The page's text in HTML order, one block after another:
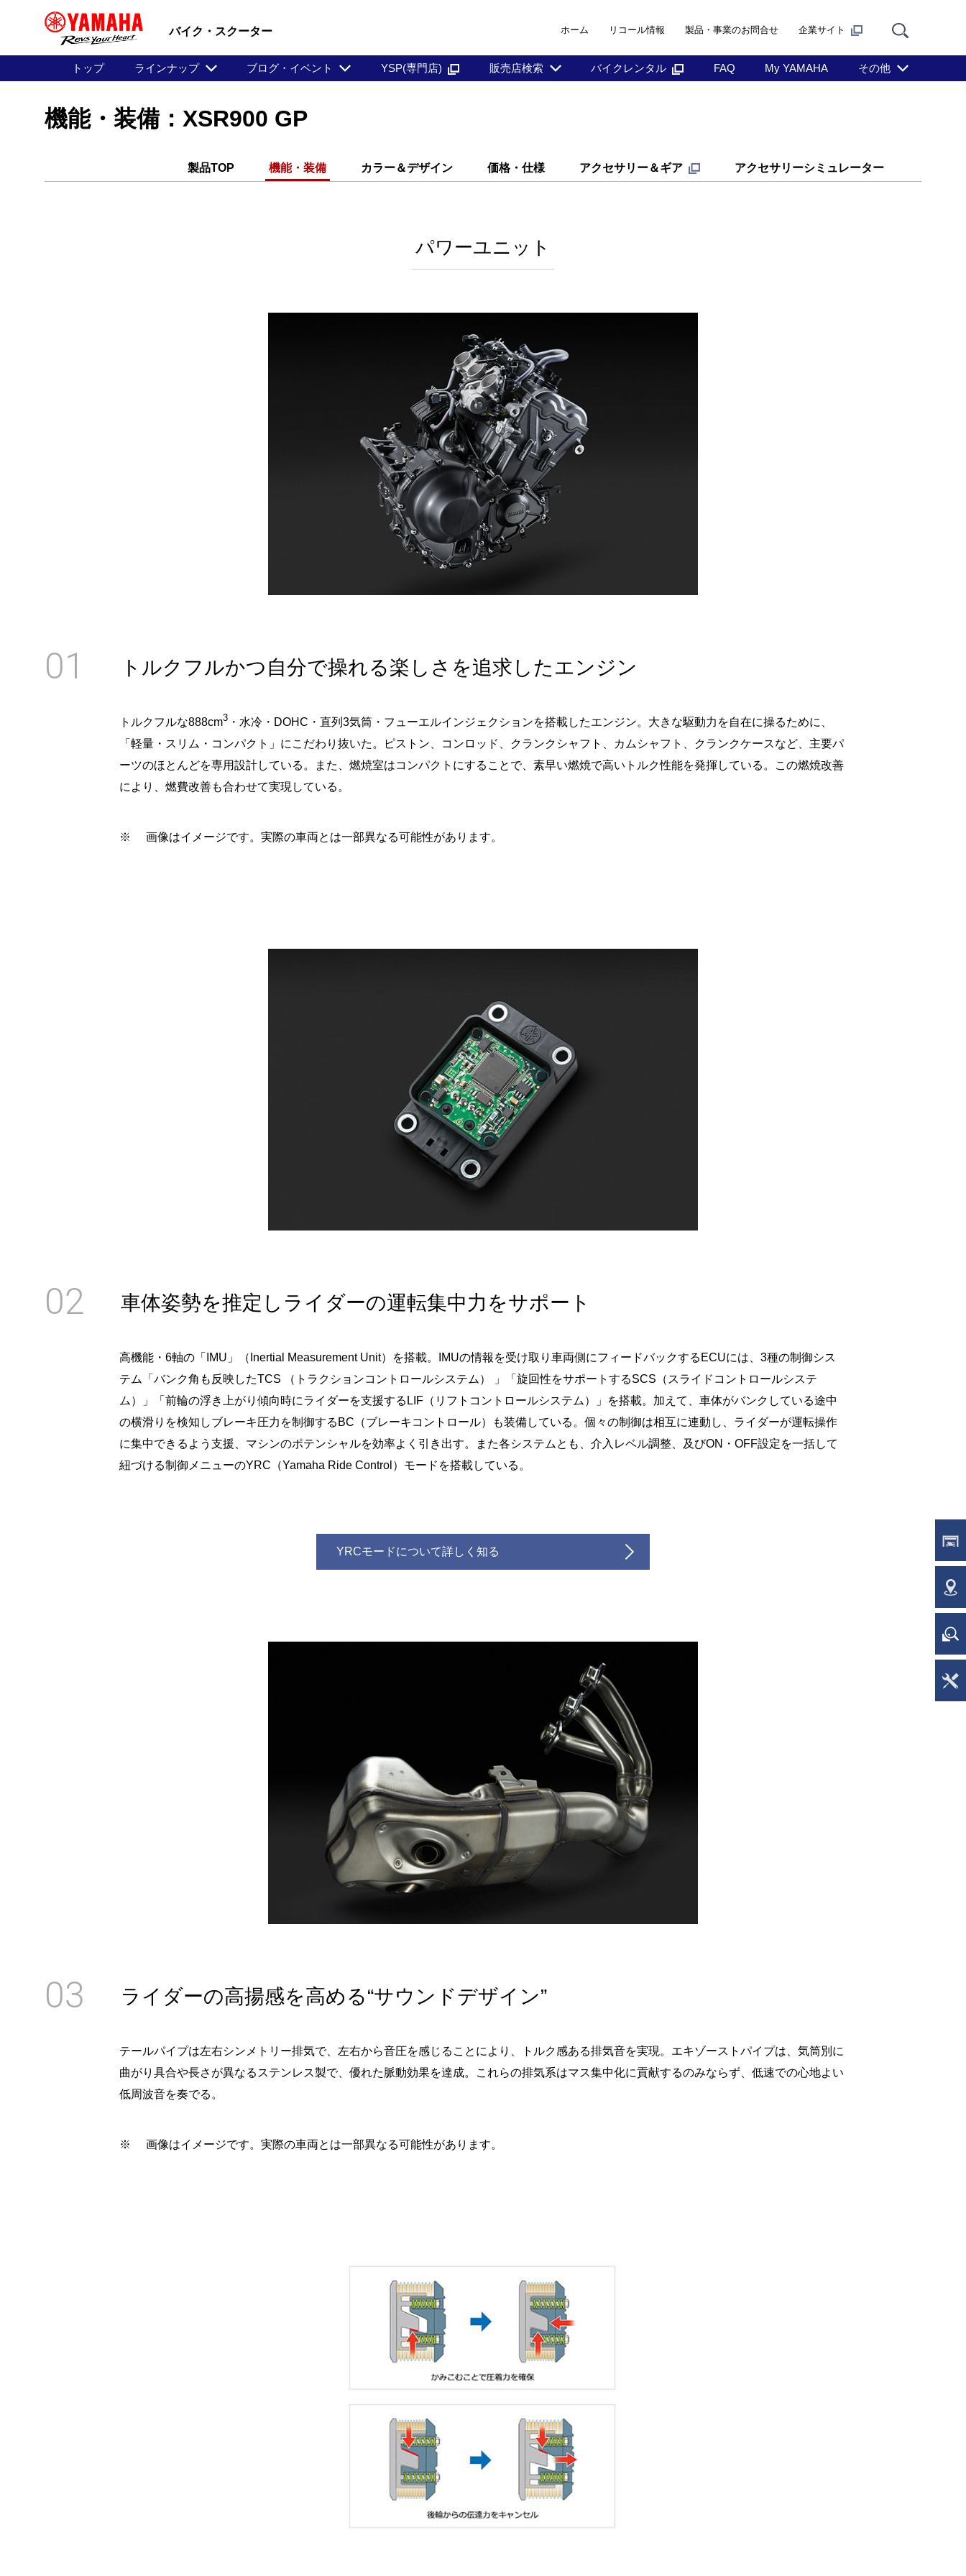
バイク・スクーター ホーム リコール情報 製品・事業のお問合せ 企業サイト
トップ ラインナップ ブログ・イベント YSP(専門店) 販売店検索 バイクレンタル FAQ My YAMAHA その他
機能・装備：XSR900 GP
製品TOP 機能・装備 カラー＆デザイン 価格・仕様 アクセサリー＆ギア アクセサリーシミュレーター
パワーユニット
01 トルクフルかつ自分で操れる楽しさを追求したエンジン
トルクフルな888cm3・水冷・DOHC・直列3気筒・フューエルインジェクションを搭載したエンジン。大きな駆動力を自在に操るために、
「軽量・スリム・コンパクト」にこだわり抜いた。ピストン、コンロッド、クランクシャフト、カムシャフト、クランクケースなど、主要パ
ーツのほとんどを専用設計している。また、燃焼室はコンパクトにすることで、素早い燃焼で高いトルク性能を発揮している。この燃焼改善
により、燃費改善も合わせて実現している。
※ 画像はイメージです。実際の車両とは一部異なる可能性があります。
02 車体姿勢を推定しライダーの運転集中力をサポート
高機能・6軸の「IMU」（Inertial Measurement Unit）を搭載。IMUの情報を受け取り車両側にフィードバックするECUには、3種の制御シス
テム「バンク角も反映したTCS （トラクションコントロールシステム） 」「旋回性をサポートするSCS（スライドコントロールシステ
ム）」「前輪の浮き上がり傾向時にライダーを支援するLIF（リフトコントロールシステム）」を搭載。加えて、車体がバンクしている途中
の横滑りを検知しブレーキ圧力を制御するBC（ブレーキコントロール）も装備している。個々の制御は相互に連動し、ライダーが運転操作
に集中できるよう支援、マシンのポテンシャルを効率よく引き出す。また各システムとも、介入レベル調整、及びON・OFF設定を一括して
紐づける制御メニューのYRC（Yamaha Ride Control）モードを搭載している。
YRCモードについて詳しく知る
03 ライダーの高揚感を高める“サウンドデザイン”
テールパイプは左右シンメトリー排気で、左右から音圧を感じることにより、トルク感ある排気音を実現。エキゾーストパイプは、気筒別に
曲がり具合や長さが異なるステンレス製で、優れた脈動効果を達成。これらの排気系はマス集中化に貢献するのみならず、低速での心地よい
低周波音を奏でる。
※ 画像はイメージです。実際の車両とは一部異なる可能性があります。
ラ
販
展
シ
ー